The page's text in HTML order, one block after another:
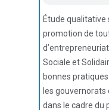
Étude qualitative
promotion de
Sociale et
bonnes
les gouvernorats
dans le cadre du